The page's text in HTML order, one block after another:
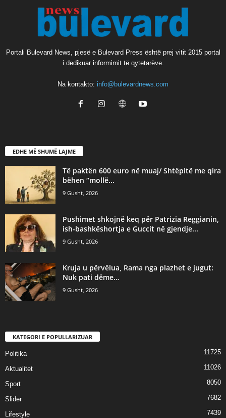
Portali Bulevard News, pjesë e Bulevard Press është prej vitit 2015 portal
i dedikuar informimit të qytetarëve.
Na kontakto: info@bulevardnews.com
EDHE MË SHUMË LAJME
Të paktën 600 euro në muaj/ Shtëpitë me qira
bëhen “mollë...
9 Gusht, 2026
Pushimet shkojnë keq për Patrizia Reggianin,
ish-bashkëshortja e Guccit në gjendje...
9 Gusht, 2026
Kruja u përvëlua, Rama nga plazhet e jugut:
Nuk pati dëme…
9 Gusht, 2026
KATEGORI E POPULLARIZUAR
Politika 11725
Aktualitet 11026
Sport 8050
Slider 7682
Lifestyle 7439